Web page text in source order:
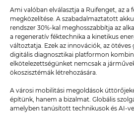
Ami valóban elválasztja a Ruifenget, az
megközelítése. A szabadalmaztatott
rendszer 30%-kal meghosszabbítja az
a regeneratív féktechnika a kinetikus
változtatja. Ezek az innovációk, az ötéves
digitális diagnosztikai platformon
elkötelezettségünket nemcsak a
ökoszisztémák létrehozására.
A városi mobilitási megoldások
építünk, hanem a bizalmat. Globális
amelyben tanúsított technikusok és AI-